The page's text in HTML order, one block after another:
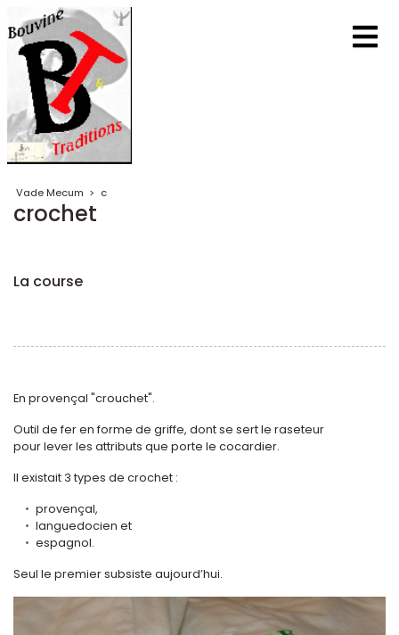
Vade Mecum > c
crochet
La course
En provençal "crouchet".
Outil de fer en forme de griffe, dont se sert le raseteur
pour lever les attributs que porte le cocardier.
Il existait 3 types de crochet :
provençal,
languedocien et
espagnol.
Seul le premier subsiste aujourd’hui.